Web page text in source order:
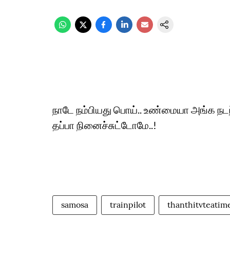
நாடே நம்பியது பொய்.. உண்மையா அங்க
தப்பா நினைச்சுட்டோமே..!
samosa trainpilot